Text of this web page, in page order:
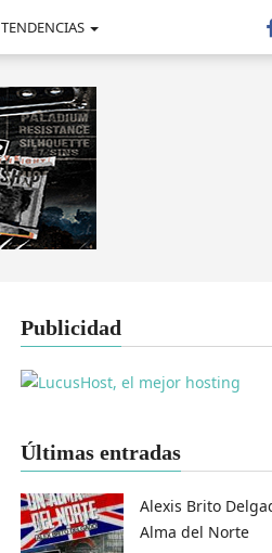
TENDENCIAS
Publicidad
Últimas entradas
Alexis Brito
Alma del Norte